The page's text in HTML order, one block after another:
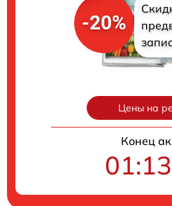
-20%
Цены на
Конец